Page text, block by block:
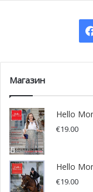
Полную
www.tpgmonaco.mc
Магазин
Hello
€19.00
Hello
€19.00